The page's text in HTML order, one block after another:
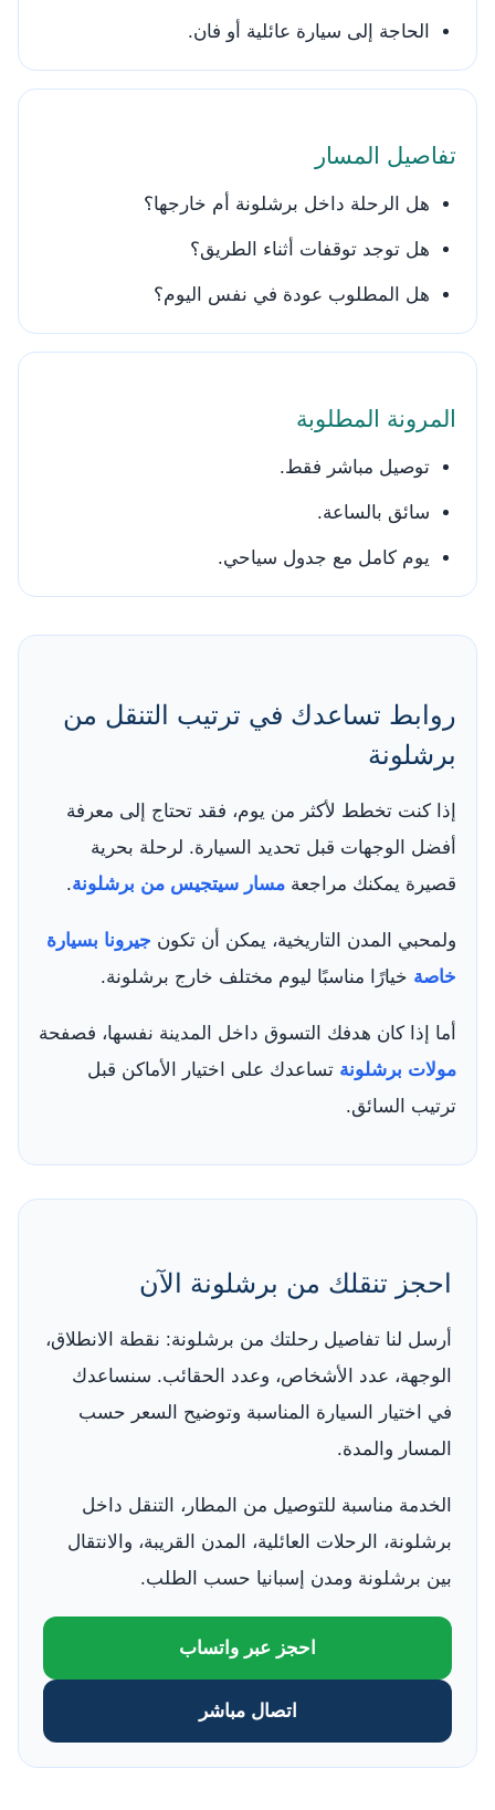
الحاجة إلى سيارة عائلية أو فان.
تفاصيل المسار
هل الرحلة داخل برشلونة أم خارجها؟
هل توجد توقفات أثناء الطريق؟
هل المطلوب عودة في نفس اليوم؟
المرونة المطلوبة
توصيل مباشر فقط.
سائق بالساعة.
يوم كامل مع جدول سياحي.
روابط تساعدك في ترتيب التنقل من
برشلونة
إذا كنت تخطط لأكثر من يوم، فقد تحتاج إلى معرفة
أفضل الوجهات قبل تحديد السيارة. لرحلة بحرية
قصيرة يمكنك مراجعة مسار سيتجيس من برشلونة.
ولمحبي المدن التاريخية، يمكن أن تكون جيرونا بسيارة
خاصة خيارًا مناسبًا ليوم مختلف خارج برشلونة.
أما إذا كان هدفك التسوق داخل المدينة نفسها، فصفحة
مولات برشلونة تساعدك على اختيار الأماكن قبل
ترتيب السائق.
احجز تنقلك من برشلونة الآن
أرسل لنا تفاصيل رحلتك من برشلونة: نقطة الانطلاق،
الوجهة، عدد الأشخاص، وعدد الحقائب. سنساعدك
في اختيار السيارة المناسبة وتوضيح السعر حسب
المسار والمدة.
الخدمة مناسبة للتوصيل من المطار، التنقل داخل
برشلونة، الرحلات العائلية، المدن القريبة، والانتقال
بين برشلونة ومدن إسبانيا حسب الطلب.
احجز عبر واتساب
اتصال مباشر